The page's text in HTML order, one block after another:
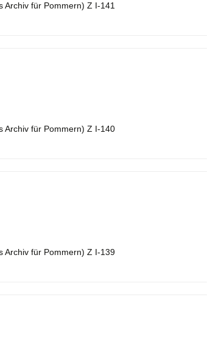
Archiv für Pommern) Z I-141
Archiv für Pommern) Z I-140
Archiv für Pommern) Z I-139